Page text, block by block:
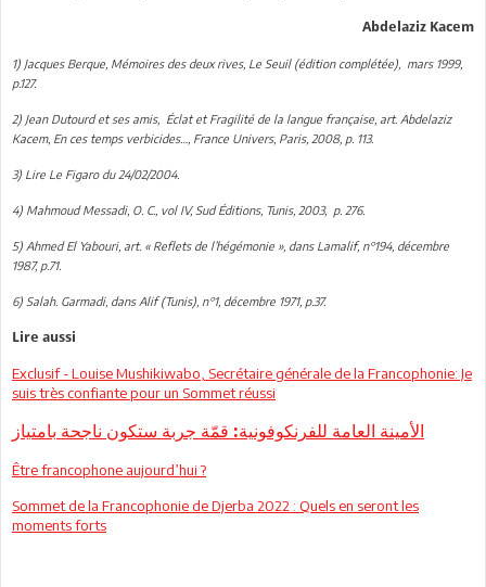
Abdelaziz Kacem
1) Jacques Berque, Mémoires des deux rives, Le Seuil (édition complétée), mars 1999,
p.127.
2) Jean Dutourd et ses amis, Éclat et Fragilité de la langue française, art. Abdelaziz
Kacem, En ces temps verbicides…, France Univers, Paris, 2008, p. 113.
3) Lire Le Figaro du 24/02/2004.
4) Mahmoud Messadi, O. C., vol IV, Sud Éditions, Tunis, 2003, p. 276.
5) Ahmed El Yabouri, art. « Reflets de l’hégémonie », dans Lamalif, n°194, décembre
1987, p.71.
6) Salah. Garmadi, dans Alif (Tunis), n°1, décembre 1971, p.37.
Lire aussi
Exclusif - Louise Mushikiwabo, Secrétaire générale de la Francophonie: Je
suis très confiante pour un Sommet réussi
الأمينة العامة للفرنكوفونية: قمّة جربة ستكون ناجحة بامتياز
Être francophone aujourd’hui ?
Sommet de la Francophonie de Djerba 2022 : Quels en seront les
moments forts